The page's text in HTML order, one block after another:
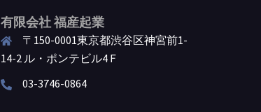
有限会社 福産起業
〒150-0001東京都渋谷区神宮前1-
14-2 ル・ポンテビル4Ｆ
03-3746-0864